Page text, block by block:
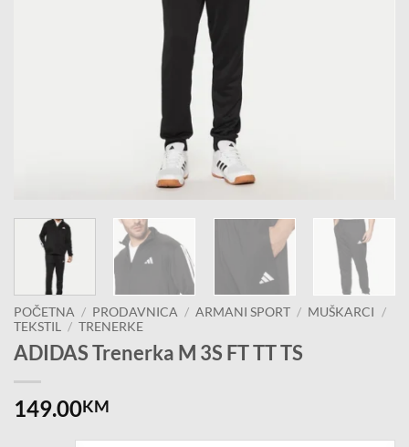
POČETNA / PRODAVNICA / ARMANI SPORT / MUŠKARCI
/
TEKSTIL
/ TRENERKE
ADIDAS Trenerka M 3S FT TT TS
149.00KM